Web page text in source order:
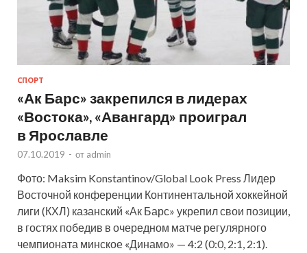
СПОРТ
«Ак Барс» закрепился в лидерах
«Востока», «Авангард» проиграл
в Ярославле
07.10.2019 - от admin
Фото: Maksim Konstantinov/Global Look Press Лидер
Восточной конференции Континентальной хоккейной
лиги (КХЛ) казанский «Ак Барс» укрепил свои позиции,
в гостях победив в очередном матче регулярного
чемпионата минское «Динамо» — 4:2 (0:0, 2:1, 2:1).